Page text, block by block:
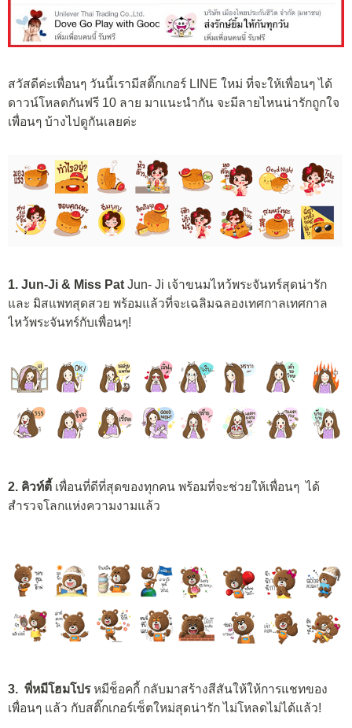
สวัสดีค่ะเพื่อนๆ วันนี้เรามีสติ๊กเกอร์ LINE ใหม่ ที่จะให้เพื่อนๆ ได้
ดาวน์โหลดกันฟรี 10 ลาย มาแนะนำกัน จะมีลายไหนน่ารักถูกใจ
เพื่อนๆ บ้างไปดูกันเลยค่ะ
1. Jun-Ji & Miss Pat Jun- Ji เจ้าขนมไหว้พระจันทร์สุดน่ารัก
และ มิสแพทสุดสวย พร้อมแล้วที่จะเฉลิมฉลองเทศกาลเทศกาล
ไหว้พระจันทร์กับเพื่อนๆ!
2. คิวท์ตี้ เพื่อนที่ดีที่สุดของทุกคน พร้อมที่จะช่วยให้เพื่อนๆ ได้
สำรวจโลกแห่งความงามแล้ว
3. พี่หมีโฮมโปรหมีช็อคกี้ กลับมาสร้างสีสันให้ให้การแชทของ
เพื่อนๆ แล้ว กับสติ๊กเกอร์เซ็ตใหม่สุดน่ารัก ไม่โหลดไม่ได้แล้ว!